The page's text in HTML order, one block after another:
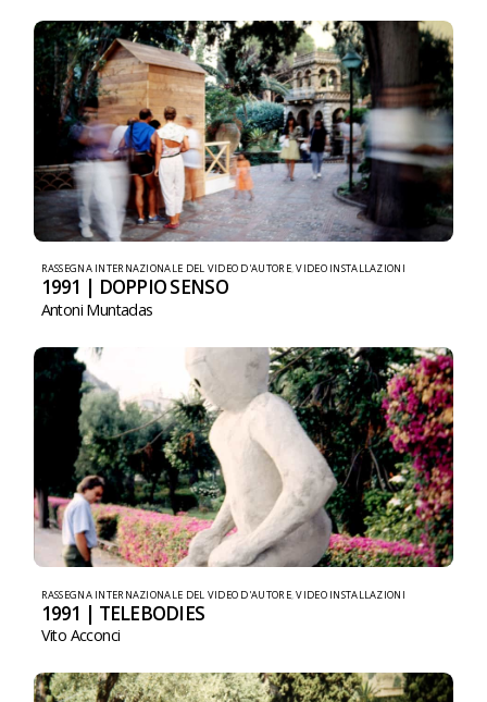
RASSEGNA INTERNAZIONALE DEL VIDEO D'AUTORE,VIDEO INSTALLAZIONI
1991 | DOPPIO SENSO
Antoni Muntadas
RASSEGNA INTERNAZIONALE DEL VIDEO D'AUTORE,VIDEO INSTALLAZIONI
1991 | TELEBODIES
Vito Acconci